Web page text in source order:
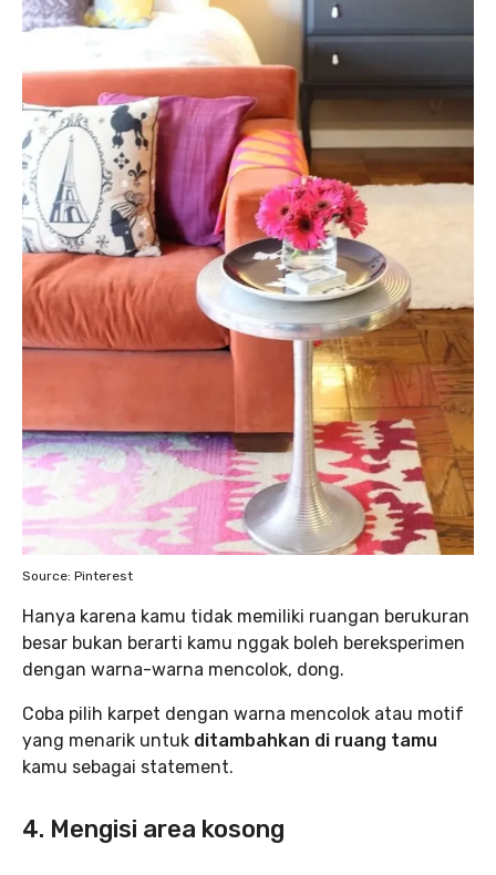
Source: Pinterest
Hanya karena kamu tidak memiliki ruangan berukuran
besar bukan berarti kamu nggak boleh bereksperimen
dengan warna-warna mencolok, dong.
Coba pilih karpet dengan warna mencolok atau motif
yang menarik untuk ditambahkan di ruang tamu
kamu sebagai statement.
4. Mengisi area kosong